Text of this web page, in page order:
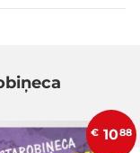
€ 1088